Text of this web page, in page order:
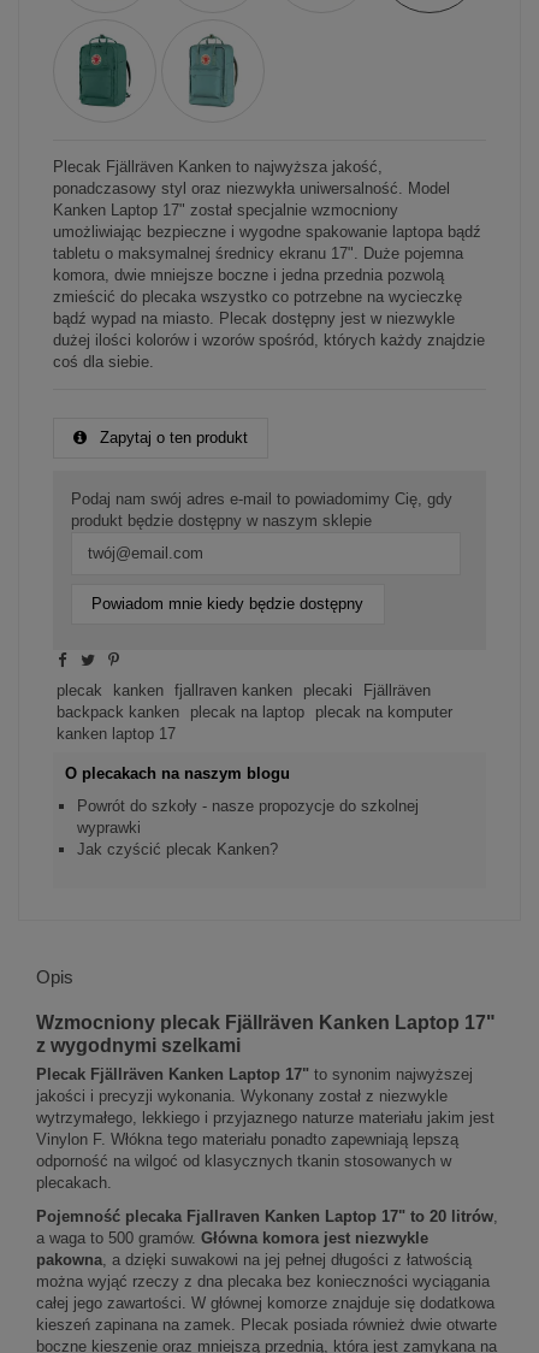
Plecak Fjällräven Kanken to najwyższa jakość,
ponadczasowy styl oraz niezwykła uniwersalność. Model
Kanken Laptop 17" został specjalnie wzmocniony
umożliwiając bezpieczne i wygodne spakowanie laptopa bądź
tabletu o maksymalnej średnicy ekranu 17". Duże pojemna
komora, dwie mniejsze boczne i jedna przednia pozwolą
zmieścić do plecaka wszystko co potrzebne na wycieczkę
bądź wypad na miasto. Plecak dostępny jest w niezwykle
dużej ilości kolorów i wzorów spośród, których każdy znajdzie
coś dla siebie.
Zapytaj o ten produkt
Podaj nam swój adres e-mail to powiadomimy Cię, gdy
produkt będzie dostępny w naszym sklepie
Powiadom mnie kiedy będzie dostępny
plecak kanken fjallraven kanken plecaki
Fjällräven
backpack kanken
plecak na laptop
plecak na komputer
kanken laptop 17
O plecakach na naszym blogu
Powrót do szkoły - nasze propozycje do szkolnej
wyprawki
Jak czyścić plecak Kanken?
Opis
Wzmocniony plecak Fjällräven Kanken Laptop 17"
z wygodnymi szelkami
Plecak Fjällräven Kanken Laptop 17" to synonim najwyższej
jakości i precyzji wykonania. Wykonany został z niezwykle
wytrzymałego, lekkiego i przyjaznego naturze materiału jakim jest
Vinylon F. Włókna tego materiału ponadto zapewniają lepszą
odporność na wilgoć od klasycznych tkanin stosowanych w
plecakach.
Pojemność plecaka Fjallraven Kanken Laptop 17" to 20 litrów,
a waga to 500 gramów. Główna komora jest niezwykle
pakowna, a dzięki suwakowi na jej pełnej długości z łatwością
można wyjąć rzeczy z dna plecaka bez konieczności wyciągania
całej jego zawartości. W głównej komorze znajduje się dodatkowa
kieszeń zapinana na zamek. Plecak posiada również dwie otwarte
boczne kieszenie oraz mniejszą przednią, która jest zamykana na